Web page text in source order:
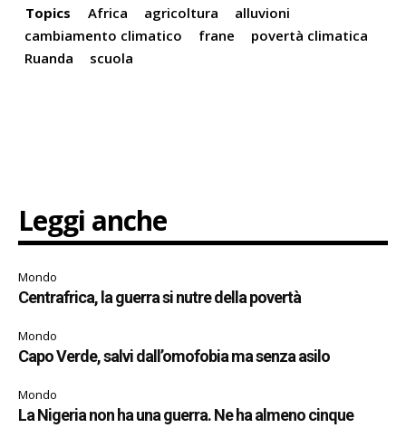
Topics Africa agricoltura
alluvioni
cambiamento climatico
frane
povertà climatica
Ruanda
scuola
Leggi anche
Mondo
Centrafrica, la guerra si nutre della povertà
Mondo
Capo Verde, salvi dall’omofobia ma senza asilo
Mondo
La Nigeria non ha una guerra. Ne ha almeno cinque